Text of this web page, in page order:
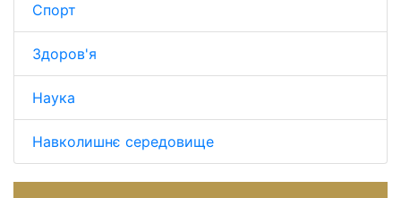
Спорт
Здоров'я
Наука
Навколишнє середовище